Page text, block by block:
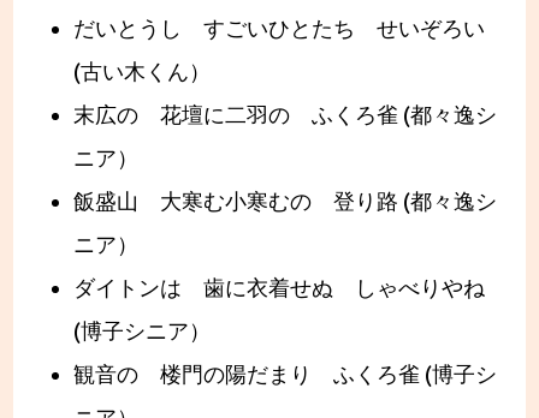
だいとうし すごいひとたち せいぞろい
(古い木くん）
末広の 花壇に二羽の ふくろ雀 (都々逸シ
ニア）
飯盛山 大寒む小寒むの 登り路 (都々逸シ
ニア）
ダイトンは 歯に衣着せぬ しゃべりやね
(博子シニア）
観音の 楼門の陽だまり ふくろ雀 (博子シ